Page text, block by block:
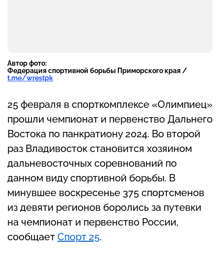
Автор фото:
Федерация спортивной борьбы Приморского края /
t.me/wrestpk
25 февраля в спорткомплексе «Олимпиец»
прошли чемпионат и первенство Дальнего
Востока по панкратиону 2024. Во второй
раз Владивосток становится хозяином
дальневосточных соревнований по
данном виду спортивной борьбы. В
минувшее воскресенье 375 спортсменов
из девяти регионов боролись за путевки
на чемпионат и первенство России,
сообщает Спорт 25.